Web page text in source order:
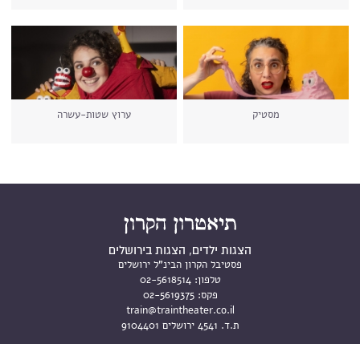
מסטיק ערוץ שטות-עשרה
הצגות ילדים, הצגות בירושלים
פסטיבל הקרון הבינ"ל ירושלים
טלפון: 02-5618514
פקס: 02-5619375
train@traintheater.co.il
ת.ד. 4541 ירושלים 9104401